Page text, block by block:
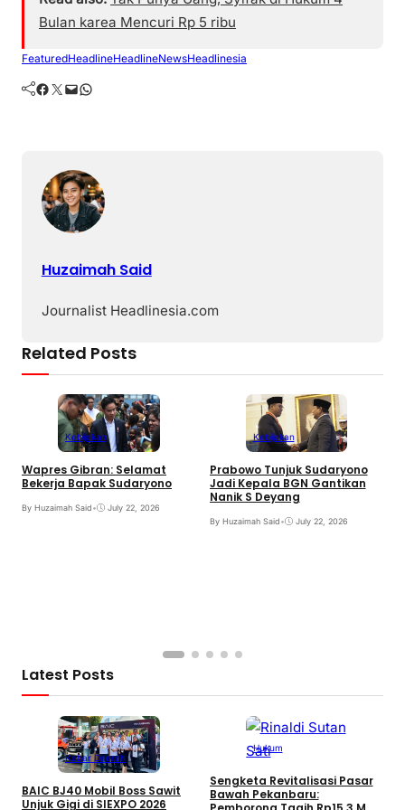
Bulan karea Mencuri Rp 5 ribu
FeaturedHeadlineHeadlineNewsHeadlinesia
Facebook Twitter Mail WhatsApp
Huzaimah Said
Journalist Headlinesia.com
Related Posts
Kebijakan
Wapres Gibran: Selamat
Bekerja Bapak Sudaryono
By Huzaimah Said• July 22, 2026
Kebijakan
Prabowo Tunjuk Sudaryono
Jadi Kepala BGN Gantikan
Nanik S Deyang
By Huzaimah Said• July 22, 2026
Latest Posts
Kabar Daerah
BAIC BJ40 Mobil Boss Sawit
Unjuk Gigi di SIEXPO 2026
Hukum
Sengketa Revitalisasi Pasar
Bawah Pekanbaru: